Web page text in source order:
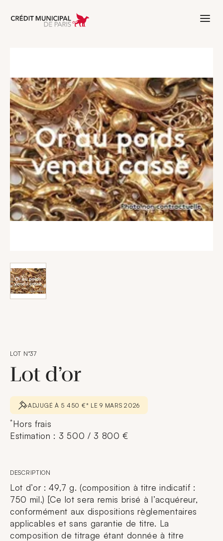
Aller à l'accueil de Crédit Municipal
LOT N°37
Lot d’or
ADJUGÉ À 5 450 €* LE 9 MARS 2026
*Hors frais
Estimation : 3 500 / 3 800 €
DESCRIPTION
Lot d’or : 49,7 g. (composition à titre indicatif :
750 mil.) [Ce lot sera remis brisé à l’acquéreur,
conformément aux dispositions règlementaires
applicables et sans garantie de titre. La
composition de titrage étant donnée à titre